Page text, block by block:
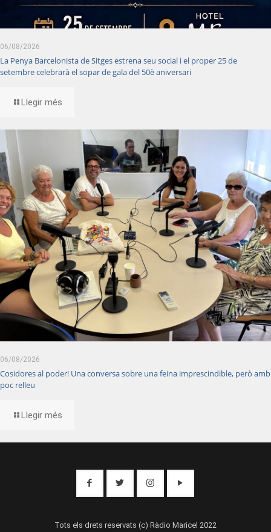
06/08/2026
La Penya Barcelonista de Sitges estrena seu social i el proper 25 de
setembre celebrarà el sopar de gala del 50è aniversari
Llegir més
06/08/2026
Cosidores al poder! Una conversa sobre una feina imprescindible, però amb
poc relleu
Llegir més
Tots els drets reservats (c) Ràdio Maricel 2022